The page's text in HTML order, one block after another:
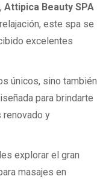
Attipica Beauty SPA
este spa se
excelentes
únicos, sino también
para brindarte
renovado y
explorar el gran
masajes en